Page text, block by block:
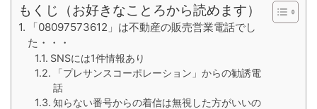
もくじ（お好きなことろから読めます）
「08097573612」は不動産の販売営業電話でし
た・・・
SNSには1件情報あり
「プレサンスコーポレーション」からの勧誘電
話
知らない番号からの着信は無視した方がいいの